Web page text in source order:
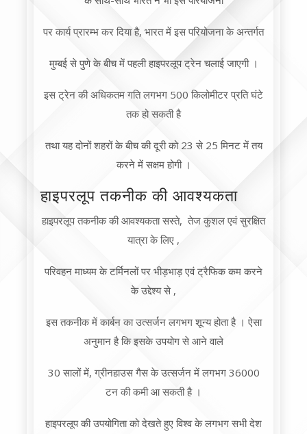
पर कार्य प्रारम्भ कर दिया है, भारत में इस परियोजना के अन्तर्गत
मुम्बई से पुणे के बीच में पहली हाइपरलूप ट्रेन चलाई जाएगी ।
इस ट्रेन की अधिकतम गति लगभग 500 किलोमीटर प्रति घंटे
तक हो सकती है
तथा यह दोनों शहरों के बीच की दूरी को 23 से 25 मिनट में तय
करने में सक्षम होगी ।
हाइपरलूप तकनीक की आवश्यकता
हाइपरलूप तकनीक की आवश्यकता सस्ते, तेज कुशल एवं सुरक्षित
यात्रा के लिए ,
परिवहन माध्यम के टर्मिनलों पर भीड़भाड़ एवं ट्रैफिक कम करने
के उद्देश्य से ,
इस तकनीक में कार्बन का उत्सर्जन लगभग शून्य होता है । ऐसा
अनुमान है कि इसके उपयोग से आने वाले
30 सालों में, ग्रीनहाउस गैस के उत्सर्जन में लगभग 36000
टन की कमी आ सकती है ।
हाइपरलूप की उपयोगिता को देखते हुए विश्व के लगभग सभी देश